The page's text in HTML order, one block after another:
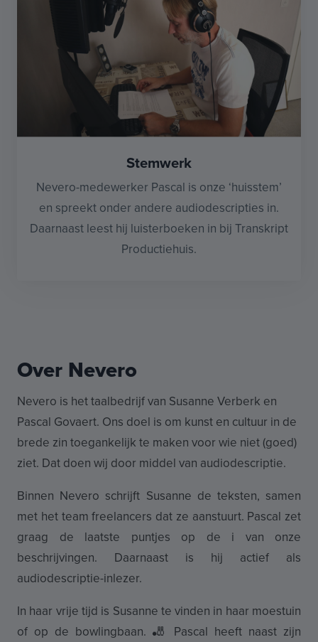
Stemwerk
Nevero-medewerker Pascal is onze ‘huisstem’
en spreekt onder andere audiodescripties in.
Daarnaast leest hij luisterboeken in bij Transkript
Productiehuis.
Over Nevero
Nevero is het taalbedrijf van Susanne Verberk en
Pascal Govaert. Ons doel is om kunst en cultuur in de
brede zin toegankelijk te maken voor wie niet (goed)
ziet. Dat doen wij door middel van audiodescriptie.
Binnen Nevero schrijft Susanne de teksten, samen
met het team freelancers dat ze aanstuurt. Pascal zet
graag de laatste puntjes op de i van onze
beschrijvingen. Daarnaast is hij actief als
audiodescriptie-inlezer.
In haar vrije tijd is Susanne te vinden in haar moestuin
of op de bowlingbaan. 🎳 Pascal heeft naast zijn